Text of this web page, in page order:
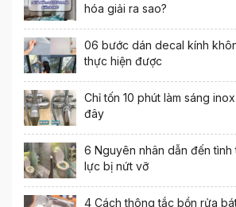
hóa giải ra sao?
06 bước dán decal kính
thực hiện được
Chỉ tốn 10 phút làm sáng
đây
6 Nguyên nhân dẫn đến
lực bị nứt vỡ
4 Cách thông tắc bồn rửa